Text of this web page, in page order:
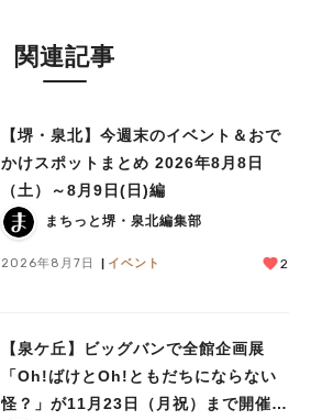
関連記事
【堺・泉北】今週末のイベント＆おで
かけスポットまとめ 2026年8月8日
（土）～8月9日(日)編
まちっと堺・泉北編集部
2026年8月7日 イベント 2
【泉ケ丘】ビッグバンで全館企画展
「Oh!ばけとOh!ともだちにならない
怪？」が11月23日（月祝）まで開催